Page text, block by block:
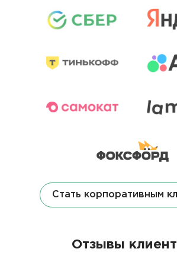
Стать корпоративным
Отзывы